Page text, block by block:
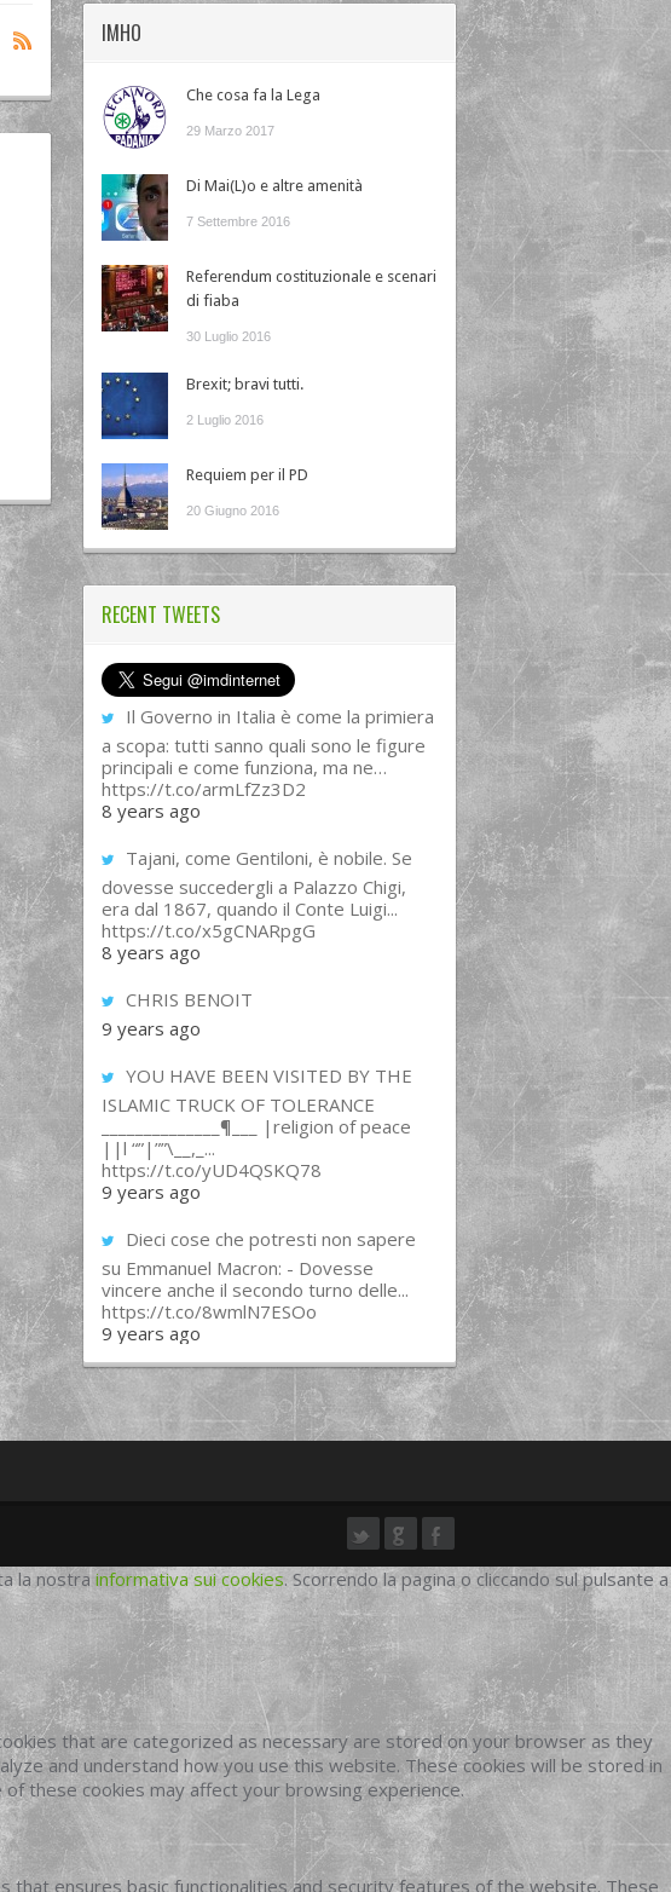
IMHO
Che cosa fa la Lega
29 Marzo 2017
Di Mai(L)o e altre amenità
7 Settembre 2016
Referendum costituzionale e scenari
di fiaba
30 Luglio 2016
Brexit; bravi tutti.
2 Luglio 2016
Requiem per il PD
20 Giugno 2016
RECENT TWEETS
Il Governo in Italia è come la primiera
a scopa: tutti sanno quali sono le figure
principali e come funziona, ma ne…
https://t.co/armLfZz3D2
8 years ago
Tajani, come Gentiloni, è nobile. Se
dovesse succedergli a Palazzo Chigi,
era dal 1867, quando il Conte Luigi...
https://t.co/x5gCNARpgG
8 years ago
CHRIS BENOIT
9 years ago
YOU HAVE BEEN VISITED BY THE
ISLAMIC TRUCK OF TOLERANCE
______________¶___ |religion of peace
||l “”|””\__,_...
https://t.co/yUD4QSKQ78
9 years ago
Dieci cose che potresti non sapere
su Emmanuel Macron: - Dovesse
vincere anche il secondo turno delle...
https://t.co/8wmlN7ESOo
9 years ago
la nostra informativa sui cookies. Scorrendo la pagina o cliccando sul pulsante a
that are categorized as necessary are stored on your browser as they
and understand how you use this website. These cookies will be stored in
these cookies may affect your browsing experience.
ensures basic functionalities and security features of the website. These